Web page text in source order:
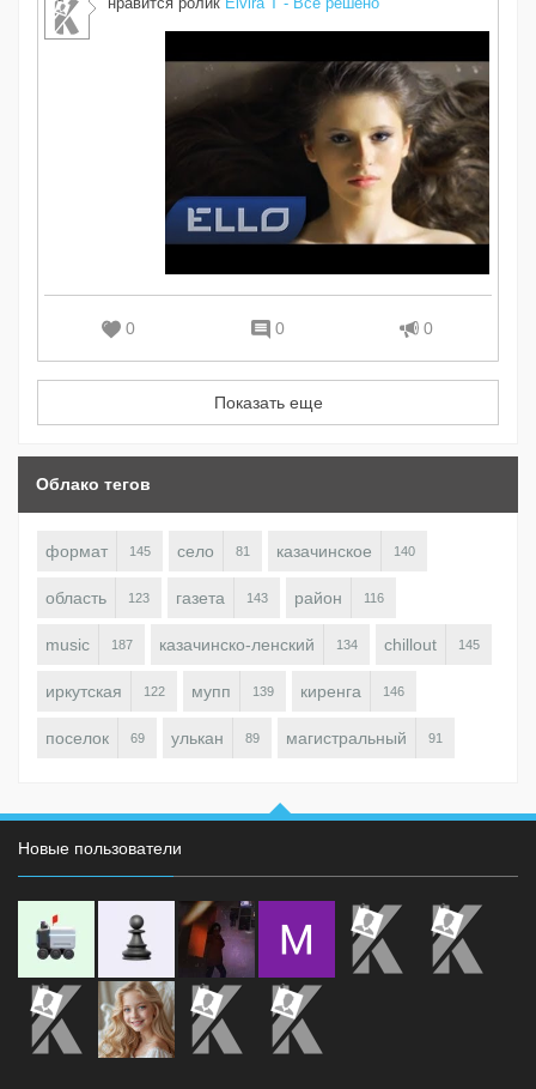
0 0 0
Показать еще
Облако тегов
формат 145 село 81 казачинское 140
область 123 газета 143 район 116
music 187 казачинско-ленский 134 chillout 145
иркутская 122 мупп 139 киренга 146
поселок 69 улькан 89 магистральный 91
Новые пользователи